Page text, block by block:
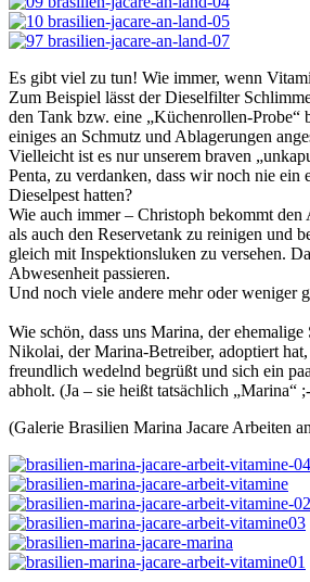
Es gibt viel zu tun! Wie immer, wenn
Zum Beispiel lässt der Dieselfilter
den Tank bzw. eine „Küchenrollen-Probe“
einiges an Schmutz und Ablagerungen
Vielleicht ist es nur unserem braven
Penta, zu verdanken, dass wir noch nie ein
Dieselpest hatten?
Wie auch immer – Christoph bekommt
als auch den Reservetank zu reinigen und
gleich mit Inspektionsluken zu versehen.
Abwesenheit passieren.
Und noch viele andere mehr oder
Wie schön, dass uns Marina, der ehemalige
Nikolai, der Marina-Betreiber, adoptiert
freundlich wedelnd begrüßt und sich ein
abholt. (Ja – sie heißt tatsächlich „Marina“
(Galerie Brasilien Marina Jacare Arbeiten